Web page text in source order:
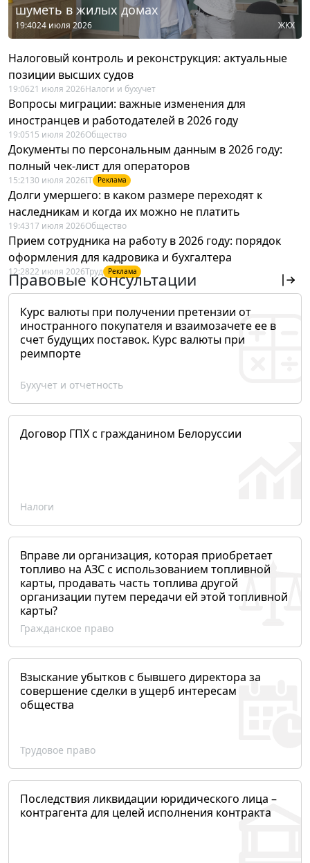
шуметь в жилых домах
19:4024 июля 2026 ЖКХ
Налоговый контроль и реконструкция: актуальные
позиции высших судов
19:0621 июля 2026Налоги и бухучет
Вопросы миграции: важные изменения для
иностранцев и работодателей в 2026 году
19:0515 июля 2026Общество
Документы по персональным данным в 2026 году:
полный чек-лист для операторов
15:21 30 июля 2026IT Реклама
Долги умершего: в каком размере переходят к
наследникам и когда их можно не платить
19:4317 июля 2026Общество
Прием сотрудника на работу в 2026 году: порядок
оформления для кадровика и бухгалтера
12:2822 июля 2026Труд Реклама
Правовые консультации
Курс валюты при получении претензии от
иностранного покупателя и взаимозачете ее в
счет будущих поставок. Курс валюты при
реимпорте
Бухучет и отчетность
Договор ГПХ с гражданином Белоруссии
Налоги
Вправе ли организация, которая приобретает
топливо на АЗС с использованием топливной
карты, продавать часть топлива другой
организации путем передачи ей этой топливной
карты?
Гражданское право
Взыскание убытков с бывшего директора за
совершение сделки в ущерб интересам
общества
Трудовое право
Последствия ликвидации юридического лица –
контрагента для целей исполнения контракта